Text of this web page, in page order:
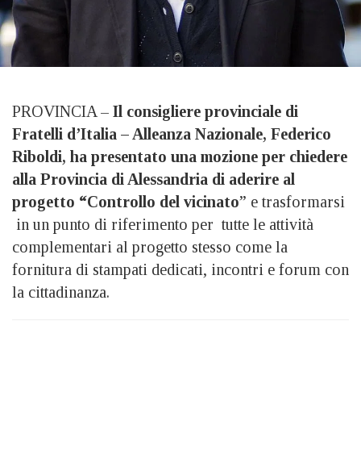
PROVINCIA – Il consigliere provinciale di
Fratelli d’Italia – Alleanza Nazionale, Federico
Riboldi, ha presentato una mozione per chiedere
alla Provincia di Alessandria di aderire al
progetto “Controllo del vicinato” e trasformarsi
in un punto di riferimento per tutte le attività
complementari al progetto stesso come la
fornitura di stampati dedicati, incontri e forum con
la cittadinanza.